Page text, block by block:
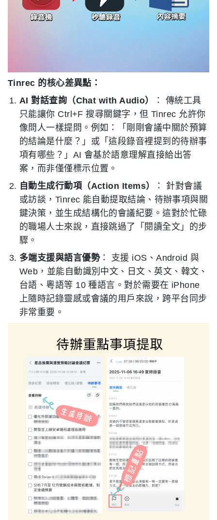
Tinrec 的核心差異點：
AI 對話查詢（Chat with Audio）
： 傳統工具
只能讓你 Ctrl+F 搜尋關鍵字，但 Tinrec 允許你
像問人一樣提問。例如：「剛剛會議中關於預算
的結論是什麼？」或「這段錄音裡提到的待辦事
項有哪些？」AI 會基於語意理解直接給出答
案，而非僅僅標示位置。
自動生成行動項（Action Items）
： 針對會議
或訪談，Tinrec 能自動提取結論、待辦事項與關
鍵決策，並生成結構化的會議紀要。這對於忙碌
的職場人士來說，直接跳過了「閱讀全文」的步
驟。
多端支援與語言優勢： 支援 iOS、Android 與
Web，並能自動識別中文、日文、英文、韓文、
台語、粵語等 10 種語言。對於需要在 iPhone
上隨時記錄靈感或會議的用戶來說，跨平台同步
非常重要。